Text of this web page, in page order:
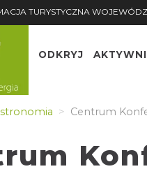
TURYSTYCZNA
ODKRYJ
Centrum